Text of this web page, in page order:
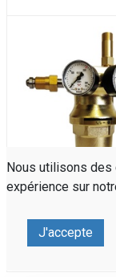
Détendeur
Gros Débit
Bouteille
Nous utilisons des
expérience sur
J'accepte